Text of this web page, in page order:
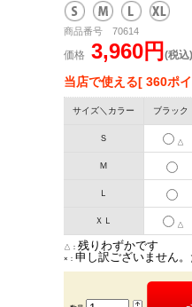
商品番号 70614
価格 3,960円 (税込)
当店で使える[ 360ポ
サイズ＼カラー ブラック
Ｓ △
Ｍ
Ｌ
ＸＬ △
△： 残りわずかです
×： 申し訳ございません